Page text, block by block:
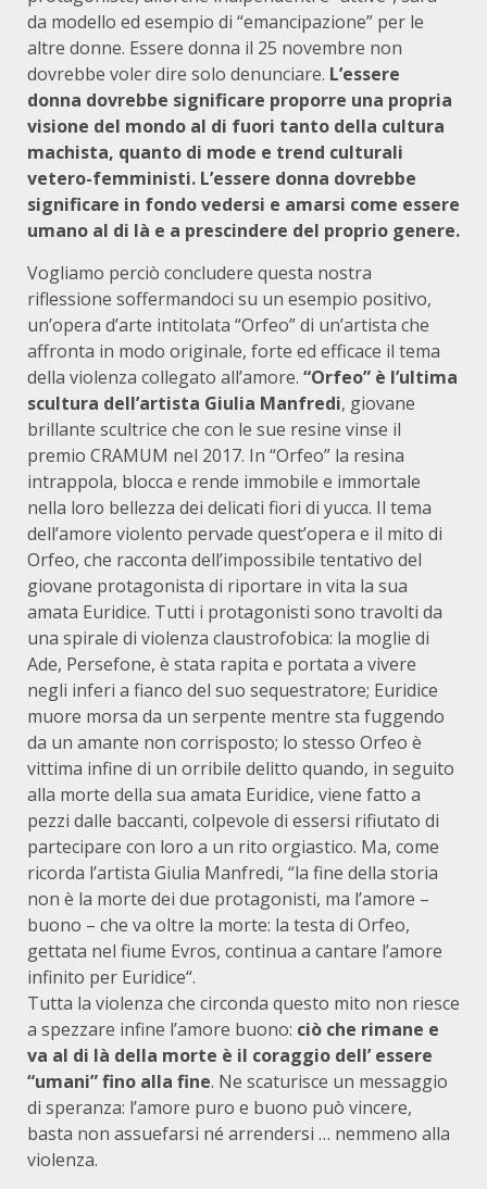
da modello ed esempio di “emancipazione” per le
altre donne. Essere donna il 25 novembre non
dovrebbe voler dire solo denunciare. L’essere
donna dovrebbe significare proporre una propria
visione del mondo al di fuori tanto della cultura
machista, quanto di mode e trend culturali
vetero-femministi. L’essere donna dovrebbe
significare in fondo vedersi e amarsi come essere
umano al di là e a prescindere del proprio genere.
Vogliamo perciò concludere questa nostra
riflessione soffermandoci su un esempio positivo,
un’opera d’arte intitolata “Orfeo” di un’artista che
affronta in modo originale, forte ed efficace il tema
della violenza collegato all’amore. “Orfeo” è l’ultima
scultura dell’artista Giulia Manfredi, giovane
brillante scultrice che con le sue resine vinse il
premio CRAMUM nel 2017. In “Orfeo” la resina
intrappola, blocca e rende immobile e immortale
nella loro bellezza dei delicati fiori di yucca. Il tema
dell’amore violento pervade quest’opera e il mito di
Orfeo, che racconta dell’impossibile tentativo del
giovane protagonista di riportare in vita la sua
amata Euridice. Tutti i protagonisti sono travolti da
una spirale di violenza claustrofobica: la moglie di
Ade, Persefone, è stata rapita e portata a vivere
negli inferi a fianco del suo sequestratore; Euridice
muore morsa da un serpente mentre sta fuggendo
da un amante non corrisposto; lo stesso Orfeo è
vittima infine di un orribile delitto quando, in seguito
alla morte della sua amata Euridice, viene fatto a
pezzi dalle baccanti, colpevole di essersi rifiutato di
partecipare con loro a un rito orgiastico. Ma, come
ricorda l’artista Giulia Manfredi, “la fine della storia
non è la morte dei due protagonisti, ma l’amore –
buono – che va oltre la morte: la testa di Orfeo,
gettata nel fiume Evros, continua a cantare l’amore
infinito per Euridice“.
Tutta la violenza che circonda questo mito non riesce
a spezzare infine l’amore buono: ciò che rimane e
va al di là della morte è il coraggio dell’ essere
“umani” fino alla fine. Ne scaturisce un messaggio
di speranza: l’amore puro e buono può vincere,
basta non assuefarsi né arrendersi … nemmeno alla
violenza.